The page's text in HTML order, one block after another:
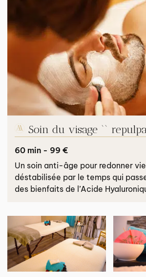
Soin du visage ``
60 min - 99 €
Un soin anti-âge pour redonner
déstabilisée par le temps qui
des bienfaits de l’Acide